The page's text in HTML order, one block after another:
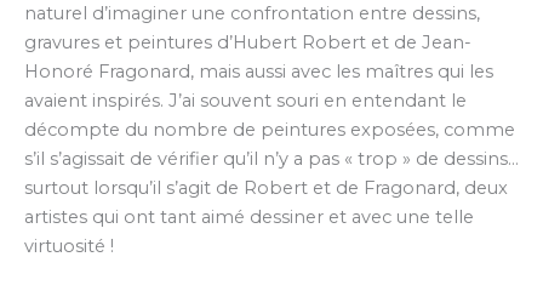
naturel d’imaginer une confrontation entre dessins,
gravures et peintures d’Hubert Robert et de Jean-
Honoré Fragonard, mais aussi avec les maîtres qui les
avaient inspirés. J’ai souvent souri en entendant le
décompte du nombre de peintures exposées, comme
s’il s’agissait de vérifier qu’il n’y a pas « trop » de dessins…
surtout lorsqu’il s’agit de Robert et de Fragonard, deux
artistes qui ont tant aimé dessiner et avec une telle
virtuosité !